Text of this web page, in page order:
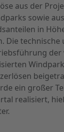
aus der
sowie
in
Die technische
der
ein großer
realisiert,